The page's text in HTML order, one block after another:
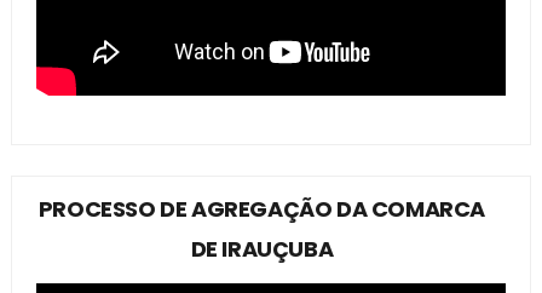
PROCESSO DE AGREGAÇÃO DA COMARCA
DE IRAUÇUBA